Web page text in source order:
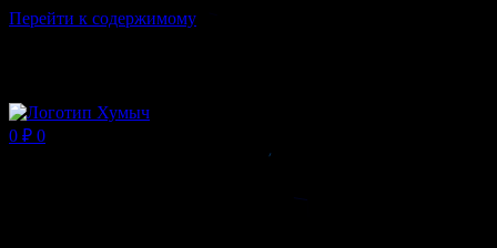
Перейти к содержимому
0 ₽ 0